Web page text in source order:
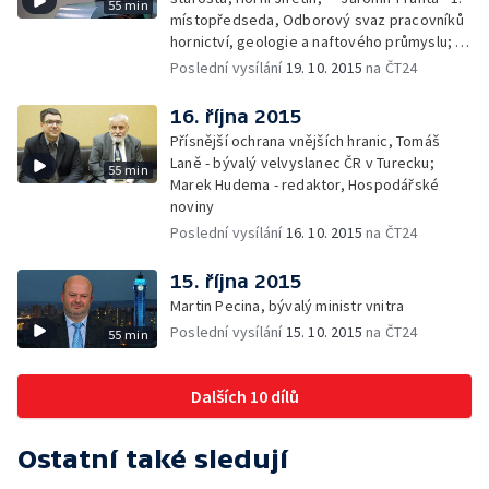
55 min
místopředseda, Odborový svaz pracovníků
hornictví, geologie a naftového průmyslu; —
Gabriela Sáričková Benešová - mluvčí
Poslední vysílání19. 10. 2015 na ČT24
55 min
16. října 2015
Přísnější ochrana vnějších hranic, Tomáš
Laně - bývalý velvyslanec ČR v Turecku;
Marek Hudema - redaktor, Hospodářské
noviny
Poslední vysílání16. 10. 2015 na ČT24
55 min
15. října 2015
Martin Pecina, bývalý ministr vnitra
Poslední vysílání15. 10. 2015 na ČT24
Dalších 10 dílů
Ostatní také sledují